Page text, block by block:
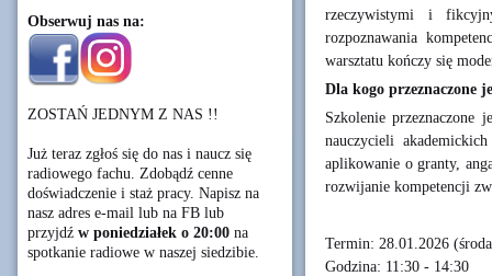
Obserwuj nas na:
ZOSTAŃ JEDNYM Z NAS !!
Już teraz zgłoś się do nas i naucz się
radiowego fachu. Zdobądź cenne
doświadczenie i staż pracy. Napisz na
nasz adres e-mail lub na FB lub
przyjdź w poniedziałek o 20:00 na
spotkanie radiowe w naszej siedzibie.
rzeczywistymi i
rozpoznawania
warsztatu kończy się
Dla kogo przeznaczone
Szkolenie przeznaczone
nauczycieli
aplikowanie o granty,
rozwijanie kompetencji
Termin: 28.01.2026
Godzina: 11:30 - 14:30